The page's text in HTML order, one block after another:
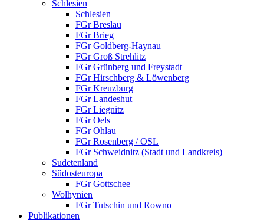
Schlesien
Schlesien
FGr Breslau
FGr Brieg
FGr Goldberg-Haynau
FGr Groß Strehlitz
FGr Grünberg und Freystadt
FGr Hirschberg & Löwenberg
FGr Kreuzburg
FGr Landeshut
FGr Liegnitz
FGr Oels
FGr Ohlau
FGr Rosenberg / OSL
FGr Schweidnitz (Stadt und Landkreis)
Sudetenland
Südosteuropa
FGr Gottschee
Wolhynien
FGr Tutschin und Rowno
Publikationen